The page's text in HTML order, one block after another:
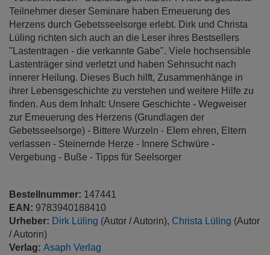
Teilnehmer dieser Seminare haben Erneuerung des
Herzens durch Gebetsseelsorge erlebt. Dirk und Christa
Lüling richten sich auch an die Leser ihres Bestsellers
"Lastentragen - die verkannte Gabe". Viele hochsensible
Lastenträger sind verletzt und haben Sehnsucht nach
innerer Heilung. Dieses Buch hilft, Zusammenhänge in
ihrer Lebensgeschichte zu verstehen und weitere Hilfe zu
finden. Aus dem Inhalt: Unsere Geschichte - Wegweiser
zur Erneuerung des Herzens (Grundlagen der
Gebetsseelsorge) - Bittere Wurzeln - Elern ehren, Eltern
verlassen - Steinernde Herze - Innere Schwüre -
Vergebung - Buße - Tipps für Seelsorger
Bestellnummer: 147441
EAN: 9783940188410
Urheber: Dirk Lüling (Autor / Autorin), Christa Lüling (Autor
/ Autorin)
Verlag: Asaph Verlag